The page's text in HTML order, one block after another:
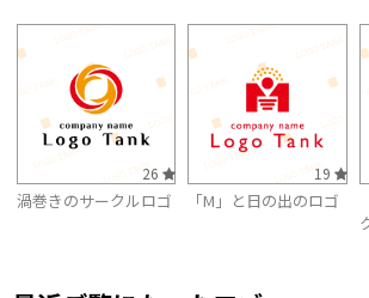
26
渦巻きのサークルロゴ
19
「M」と日の出のロゴ